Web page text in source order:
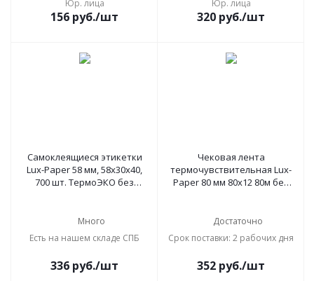
Юр. лица
156 руб./шт
Юр. лица
320 руб./шт
Самоклеящиеся этикетки
Lux-Paper 58 мм, 58х30x40,
700 шт. ТермоЭКО без
Много
Есть на нашем складе СПБ
336 руб./шт
Чековая лента
термочувствительная Lux-
Paper 80 мм 80х12 80м без
Достаточно
Срок поставки: 2 рабочих дня
352 руб./шт